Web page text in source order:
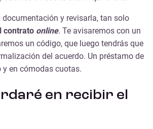
documentación y revisarla, tan solo
contrato online. Te avisaremos con un
un código, que luego tendrás que
del acuerdo. Un préstamo de
en cómodas cuotas.
en recibir el